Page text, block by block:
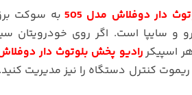
دار دوفلاش مدل 505
و سایپا است. اگر روی
اسپیکررادیو پخش بلوتوث دار دوفلاش
ریموت کنترل دستگاه را نیز